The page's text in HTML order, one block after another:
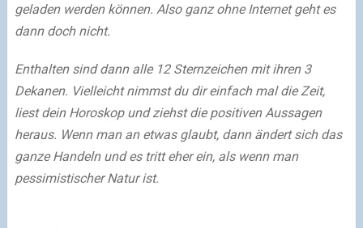
geladen werden können. Also ganz ohne Internet geht es
dann doch nicht.
Enthalten sind dann alle 12 Sternzeichen mit ihren 3
Dekanen. Vielleicht nimmst du dir einfach mal die Zeit,
liest dein Horoskop und ziehst die positiven Aussagen
heraus. Wenn man an etwas glaubt, dann ändert sich das
ganze Handeln und es tritt eher ein, als wenn man
pessimistischer Natur ist.